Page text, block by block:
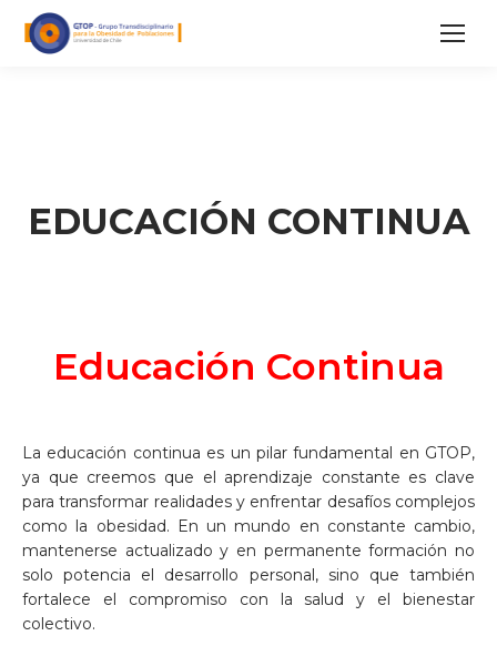
EDUCACIÓN CONTINUA
Educación Continua
La educación continua es un pilar fundamental en GTOP,
ya que creemos que el aprendizaje constante es clave
para transformar realidades y enfrentar desafíos complejos
como la obesidad. En un mundo en constante cambio,
mantenerse actualizado y en permanente formación no
solo potencia el desarrollo personal, sino que también
fortalece el compromiso con la salud y el bienestar
colectivo.